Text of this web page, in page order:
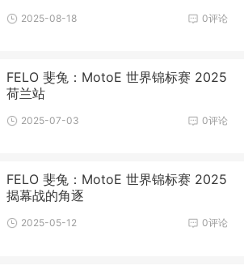
0评论
2025-08-18
FELO 斐兔：MotoE 世界锦标赛 2025
荷兰站
0评论
2025-07-03
FELO 斐兔：MotoE 世界锦标赛 2025
揭幕战的角逐
0评论
2025-05-12